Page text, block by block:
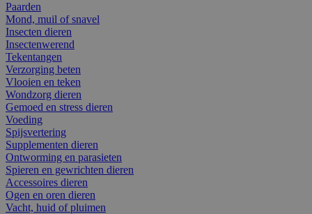
Paarden
Mond, muil of snavel
Insecten dieren
Insectenwerend
Tekentangen
Verzorging beten
Vlooien en teken
Wondzorg dieren
Gemoed en stress dieren
Voeding
Spijsvertering
Supplementen dieren
Ontworming en parasieten
Spieren en gewrichten dieren
Accessoires dieren
Ogen en oren dieren
Vacht, huid of pluimen